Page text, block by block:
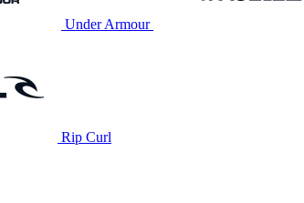
Under Armour
Rip Curl